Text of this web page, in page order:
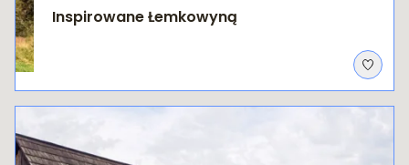
Inspirowane Łemkowyną